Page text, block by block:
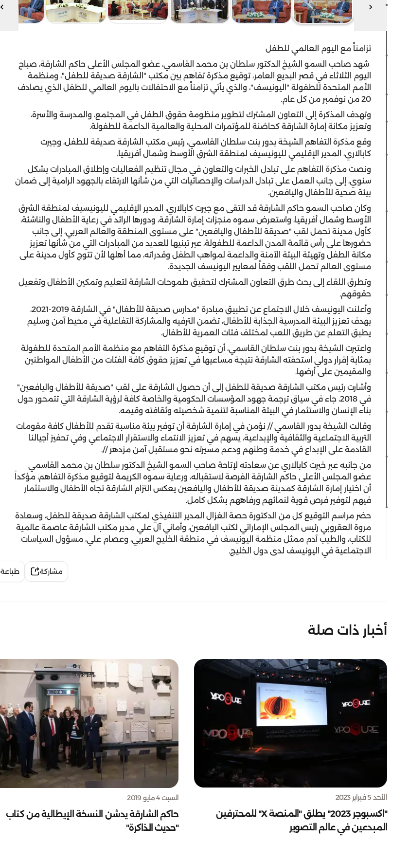
تزامناً مع اليوم العالمي للطفل
شهد صاحب السمو الشيخ الدكتور سلطان بن محمد القاسمي، عضو المجلس الأعلى حاكم الشارقة، صباح
اليوم الثلاثاء في قصر البديع العامر، توقيع مذكرة تفاهم بين مكتب "الشارقة صديقة للطفل"، ومنظمة
الأمم المتحدة للطفولة "اليونيسف"، والذي يأتي تزامناً مع الاحتفالات باليوم العالمي للطفل الذي يصادف
20 من نوفمبر من كل عام.
وتهدف المذكرة إلى التعاون المشترك لتطوير منظومة حقوق الطفل في المجتمع، والمدرسة والأسرة،
وتعزيز مكانة إمارة الشارقة كحاضنة للمؤتمرات المحلية والعالمية الداعمة للطفولة.
وقع مذكرة التفاهم الشيخة بدور بنت سلطان القاسمي، رئيس مكتب الشارقة صديقة للطفل، وجيرت
كابالاري، المدير الإقليمي لليونيسيف لمنطقة الشرق الأوسط وشمال أفريقيا.
ونصت مذكرة التفاهم على تبادل الخبرات والتعاون في مجال تنظيم الفعاليات وإطلاق المبادرات بشكل
سنوي، إلى جانب العمل على تبادل الدراسات والإحصائيات التي من شأنها الارتقاء بالجهود الرامية إلى ضمان
بيئة صحية للأطفال واليافعين.
وكان صاحب السمو حاكم الشارقة قد التقى مع جيرت كابالاري، المدير الإقليمي لليونيسيف لمنطقة الشرق
الأوسط وشمال أفريقيا، واستعرض سموه منجزات إمارة الشارقة، ودورها الرائد في رعاية الأطفال والناشئة،
كأول مدينة تحمل لقب "صديقة للأطفال واليافعين" على مستوى المنطقة والعالم العربي، إلى جانب
حضورها على رأس قائمة المدن الداعمة للطفولة، عبر تبنيها للعديد من المبادرات التي من شأنها تعزيز
مكانة الطفل وتهيئة البيئة الآمنة والداعمة لمواهب الطفل وقدراته، مما أهلها لأن تتوج كأول مدينة على
مستوى العالم تحمل اللقب وفقاً لمعايير اليونيسف الجديدة.
وتطرق اللقاء إلى بحث طرق التعاون المشترك لتحقيق طموحات الشارقة لتعليم وتمكين الأطفال وتفعيل
حقوقهم.
وأعلنت اليونيسف خلال الاجتماع عن تطبيق مبادرة "مدارس صديقة للأطفال" في الشارقة 2019-2021،
بهدف تعزيز البيئة المدرسية الجذابة للأطفال، تضمن الترفيه والمشاركة التفاعلية في محيط آمن وسليم
يطبق التعلم عن طريق اللعب لمختلف فئات العمرية للأطفال.
واعتبرت الشيخة بدور بنت سلطان القاسمي، أن توقيع مذكرة التفاهم مع منظمة الأمم المتحدة للطفولة
بمثابة إقرار دولي استحقته الشارقة نتيجة مساعيها في تعزيز حقوق كافة الفئات من الأطفال المواطنين
والمقيمين على أرضها.
وأشارت رئيس مكتب الشارقة صديقة للطفل إلى أن حصول الشارقة على لقب "صديقة للأطفال واليافعين"
في 2018، جاء في سياق ترجمة جهود المؤسسات الحكومية والخاصة كافة لرؤية الشارقة التي تتمحور حول
بناء الإنسان والاستثمار في البيئة المناسبة لتنمية شخصيته وثقافته وقيمه.
وقالت الشيخة بدور القاسمي // نؤمن في إمارة الشارقة أن توفير بيئة مناسبة تقدم للأطفال كافة مقومات
التربية الاجتماعية والثقافية والإبداعية، يسهم في تعزيز الانتماء والاستقرار الاجتماعي وفي تحفيز أجيالنا
القادمة على الإبداع في خدمة وطنهم ودعم مسيرته نحو مستقبل آمن مزدهر //.
من جانبه عبر خيرت كابالاري عن سعادته لإتاحة صاحب السمو الشيخ الدكتور سلطان بن محمد القاسمي
عضو المجلس الأعلى حاكم الشارقة الفرصة لاستقباله، ورعاية سموه الكريمة لتوقيع مذكرة التفاهم، مؤكداً
أن اختيار إمارة الشارقة كمدينة صديقة للأطفال واليافعين يعكس التزام الشارقة تجاه الأطفال والاستثمار
فيهم لتوفير فرص قوية لنمائهم ورفاههم بشكل كامل.
حضر مراسم التوقيع كل من الدكتورة حصة الغزال المدير التنفيذي لمكتب الشارقة صديقة للطفل، وسعادة
مروة العقروبي رئيس المجلس الإماراتي لكتب اليافعين، وأماني آل علي مدير مكتب الشارقة عاصمة عالمية
للكتاب، والطيب آدم ممثل منظمة اليونيسف في منطقة الخليج العربي، وعصام علي، مسؤول السياسات
الاجتماعية في اليونيسف لدى دول الخليج.
مشاركة طباعة
أخبار ذات صلة
الأحد 5 فبراير 2023
"اكسبوجر 2023" يطلق "المنصة X" للمحترفين
المبدعين في عالم التصوير
السبت 4 مايو 2019
حاكم الشارقة يدشن النسخة الإيطالية من كتاب
"حديث الذاكرة"